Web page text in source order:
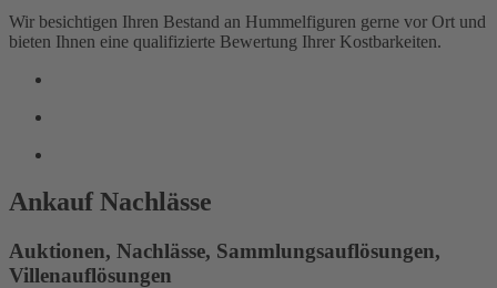
Wir besichtigen Ihren Bestand an Hummelfiguren gerne vor Ort und
bieten Ihnen eine qualifizierte Bewertung Ihrer Kostbarkeiten.
Ankauf Nachlässe
Auktionen, Nachlässe, Sammlungsauflösungen,
Villenauflösungen